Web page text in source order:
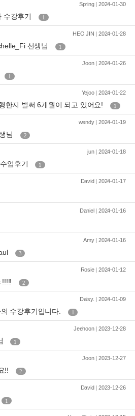
Spring | 2024-01-30
수강후기 1
HEO JIN | 2024-01-28
선생님 1
Joon | 2024-01-26
1
Yejoo | 2024-01-22
한지 벌써 6개월이 되고 있어요! 1
wendy | 2024-01-19
님 2
jun | 2024-01-18
업후기 1
David | 2024-01-17
Daniel | 2024-01-16
Amy | 2024-01-16
3
Rosie | 2024-01-12
!!!!! 2
Daisy. | 2024-01-09
수강후기입니다. 1
Jeehoon | 2023-12-28
1
Joon | 2023-12-27
!! 2
David | 2023-12-26
1